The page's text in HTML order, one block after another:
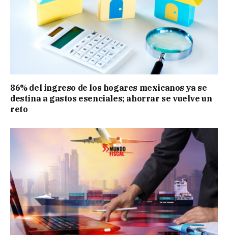
86% del ingreso de los hogares mexicanos ya se
destina a gastos esenciales; ahorrar se vuelve un
reto